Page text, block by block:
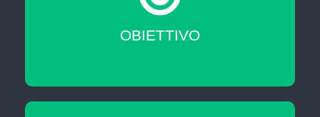
OBIETTIVO
Migliorare le tue skill professionali